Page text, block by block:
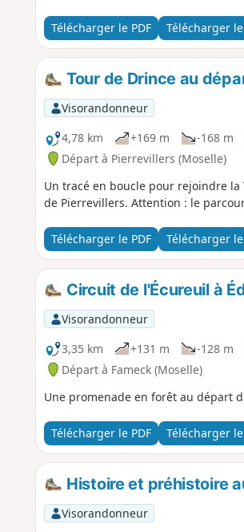
Télécharger le PDF Télécharger le
Tour de Drince au
Visorandonneur
4,78 km
+169 m -168 m
Départ à Pierrevillers (Moselle)
Un tracé en boucle pour rejoindre
de Pierrevillers. Attention : le
Télécharger le PDF Télécharger le
Circuit de l'Écureuil à
Visorandonneur
3,35 km
+131 m -128 m
Départ à Fameck (Moselle)
Une promenade en forêt au départ
Télécharger le PDF Télécharger le
Histoire et préhistoire
Visorandonneur